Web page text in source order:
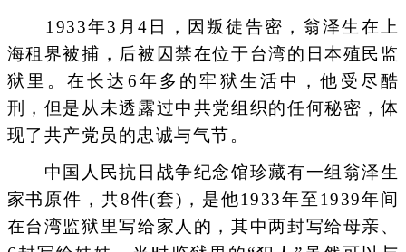
1933年3月4日，因叛徒告密，翁泽生在上
海租界被捕，后被囚禁在位于台湾的日本殖民监
狱里。在长达6年多的牢狱生活中，他受尽酷
刑，但是从未透露过中共党组织的任何秘密，体
现了共产党员的忠诚与气节。
中国人民抗日战争纪念馆珍藏有一组翁泽生
家书原件，共8件(套)，是他1933年至1939年间
在台湾监狱里写给家人的，其中两封写给母亲、